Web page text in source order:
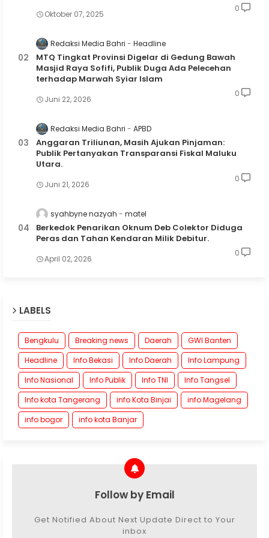
Oktober 07, 2025
0
Redaksi Media Bahri Headline
MTQ Tingkat Provinsi Digelar di Gedung Bawah
Masjid Raya Sofifi, Publik Duga Ada Pelecehan
terhadap Marwah Syiar Islam
Juni 22, 2026
0
Redaksi Media Bahri APBD
Anggaran Triliunan, Masih Ajukan Pinjaman:
Publik Pertanyakan Transparansi Fiskal Maluku
Utara.
Juni 21, 2026
0
syahbyne nazyah matel
Berkedok Penarikan Oknum Deb Colektor Diduga
Peras dan Tahan Kendaran Milik Debitur.
April 02, 2026
0
LABELS
Bengkulu Breaking news Daerah
GWI Banten
Headline
Info Bekasi Info Daerah
Info Lampung
Info Nasional
Info Publik Info TNI
Info Tangsel
Info kota Tangerang
info Kota Binjai
info Magelang
info bogor
info kota Banjar
Follow by Email
Get Notified About Next Update Direct to Your
inbox